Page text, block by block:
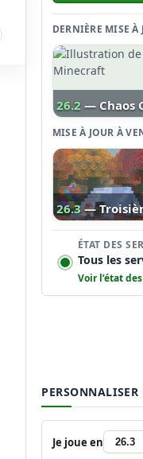
DERNIÈRE MISE À
26.2 — Chaos
MISE À JOUR À
26.3 —
ÉTAT DES
Tous les
Voir l’état
Je joue en